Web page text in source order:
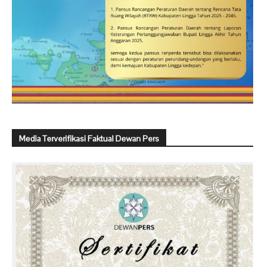
Media Terverifikasi Faktual Dewan Pers